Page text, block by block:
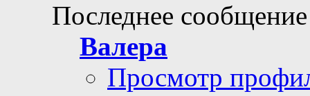
Последнее
Валера
Просмотр